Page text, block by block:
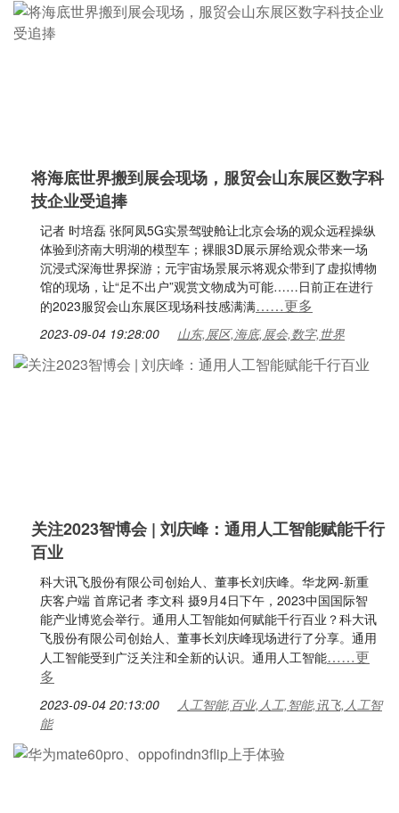
将海底世界搬到展会现场，服贸会山东展区数字科
技企业受追捧
记者 时培磊 张阿凤5G实景驾驶舱让北京会场的观众远程操纵
体验到济南大明湖的模型车；裸眼3D展示屏给观众带来一场
沉浸式深海世界探游；元宇宙场景展示将观众带到了虚拟博物
馆的现场，让“足不出户”观赏文物成为可能……日前正在进行
的2023服贸会山东展区现场科技感满满……更多
2023-09-04 19:28:00 山东,展区,海底,展会,数字,世界
关注2023智博会 | 刘庆峰：通用人工智能赋能千行
百业
科大讯飞股份有限公司创始人、董事长刘庆峰。华龙网-新重
庆客户端 首席记者 李文科 摄9月4日下午，2023中国国际智
能产业博览会举行。通用人工智能如何赋能千行百业？科大讯
飞股份有限公司创始人、董事长刘庆峰现场进行了分享。通用
人工智能受到广泛关注和全新的认识。通用人工智能……更
多
2023-09-04 20:13:00
人工智能,百业,人工,智能,讯飞,人工智
能